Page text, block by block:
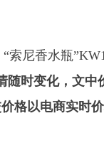
随时变化，文中
格以电商实时